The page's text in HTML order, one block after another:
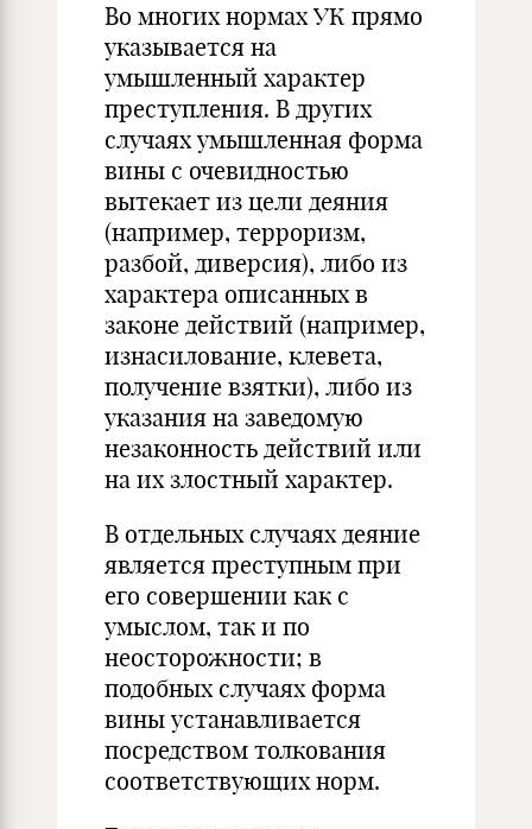
Во многих нормах УК прямо
указывается на
умышленный характер
преступления. В других
случаях умышленная форма
вины с очевидностью
вытекает из цели деяния
(например, терроризм,
разбой, диверсия), либо из
характера описанных в
законе действий (например,
изнасилование, клевета,
получение взятки), либо из
указания на заведомую
незаконность действий или
на их злостный характер.
В отдельных случаях деяние
является преступным при
его совершении как с
умыслом, так и по
неосторожности; в
подобных случаях форма
вины устанавливается
посредством толкования
соответствующих норм.